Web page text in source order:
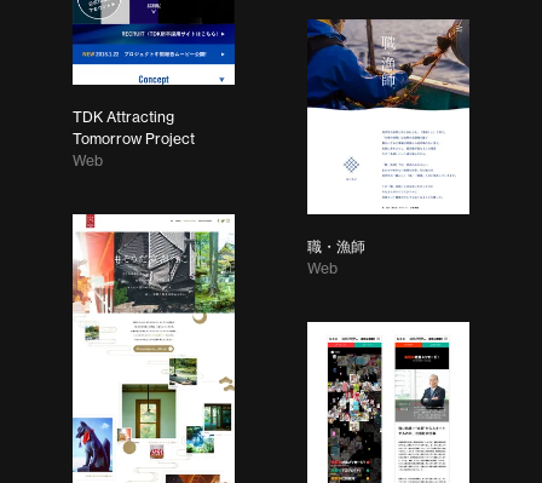
TDK Attracting
Tomorrow Project
Web
職・漁師
Web